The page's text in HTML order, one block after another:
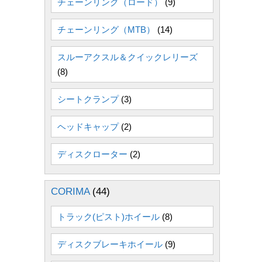
チェーンリング（ロード） (9)
チェーンリング（MTB） (14)
スルーアクスル＆クイックレリーズ
(8)
シートクランプ(3)
ヘッドキャップ(2)
ディスクローター (2)
CORIMA(44)
トラック(ピスト)ホイール (8)
ディスクブレーキホイール (9)